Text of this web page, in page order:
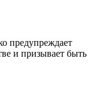
предупреждает
и призывает быть